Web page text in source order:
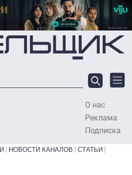
О нас
Реклама
Подписка
НОВОСТИ КАНАЛОВ
СТАТЬИ